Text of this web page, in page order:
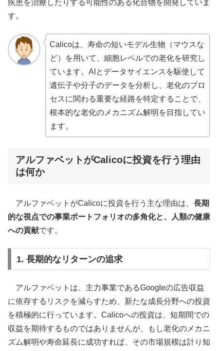
疾患を治療したりする可能性のある化合物を開発していま
す。
Calicoは、寿命の短いモデル生物（マウスな
ど）を用いて、細胞レベルでの老化を研究し
ています。AIとデータサイエンスを駆使して
遺伝子や分子のデータを分析し、老化のプロ
セスに関わる重要な経路を特定することで、
根本的な老化のメカニズム解明を目指してい
ます。
アルファベットがCalicoに投資を行う理由
は何か
アルファベットがCalicoに投資を行う主な理由は、 長期
的な視点での事業ポートフォリオの多角化と、人類の健康
への貢献です。
1. 長期的なリターンの追求
アルファベットは、主力事業であるGoogleの広告収益
に依存するリスクを減らすため、新たな成長分野への投資
を積極的に行っています。Calicoへの投資は、短期間での
収益を期待するものではありませんが、もし老化のメカニ
ズム解明や寿命延長に成功すれば、その市場規模は計り知